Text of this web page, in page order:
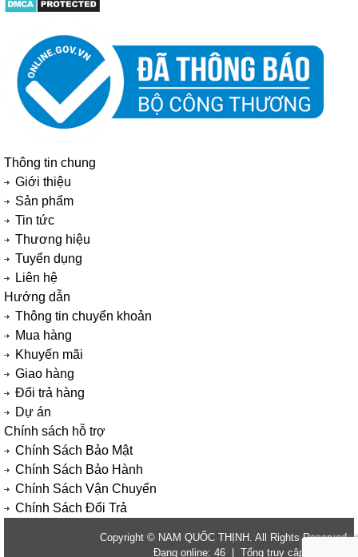
Thông tin chung
Giới thiệu
Sản phẩm
Tin tức
Thương hiệu
Tuyển dụng
Liên hệ
Hướng dẫn
Thông tin chuyển khoản
Mua hàng
Khuyến mãi
Giao hàng
Đổi trả hàng
Dự án
Chính sách hỗ trợ
Chính Sách Bảo Mật
Chính Sách Bảo Hành
Chính Sách Vận Chuyển
Chính Sách Đổi Trả
Copyright © NAM QUỐC THỊNH. All Rights Reserved.
Đang online: 46 | Tổng truy cập: 2820856